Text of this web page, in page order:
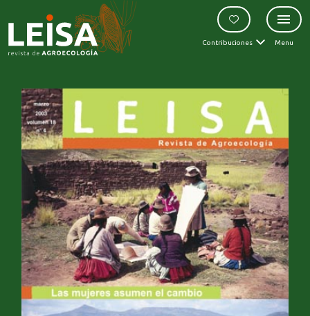
Contribuciones Menu